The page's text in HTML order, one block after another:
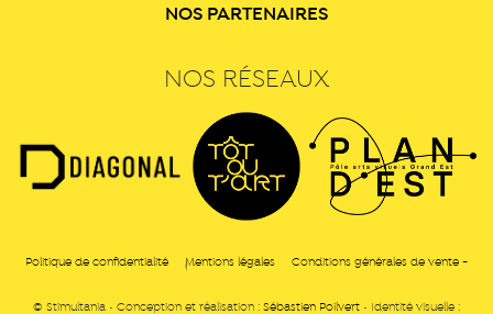
NOS PARTENAIRES
NOS RÉSEAUX
Politique de confidentialité Mentions légales Conditions générales de vente -
© Stimultania • Conception et réalisation : Sébastien Poilvert • Identité visuelle :